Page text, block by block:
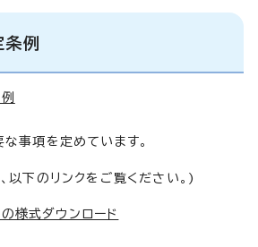
例
事項を定めています。
以下のリンクをご覧ください。)
様式ダウンロード